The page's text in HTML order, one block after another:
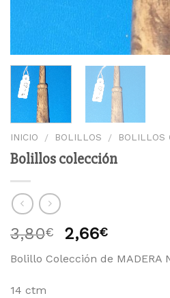
INICIO / BOLILLOS / BOLILLOS
Bolillos colección
3,80€ 2,66€
Bolillo Colección de MADERA
14 ctm